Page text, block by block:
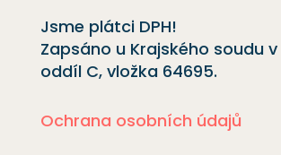
Jsme plátci DPH!
Zapsáno u Krajského soudu
oddíl C, vložka 64695.
Ochrana osobních údajů